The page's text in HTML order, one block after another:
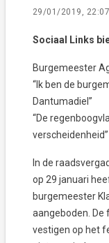
29/01/2019, 22:07
Sociaal Links
Burgemeester
“Ik ben de
Dantumadiel”
“De
verscheidenheid”
In de
op 29 januari
burgemeester
aangeboden.
vestigen op het